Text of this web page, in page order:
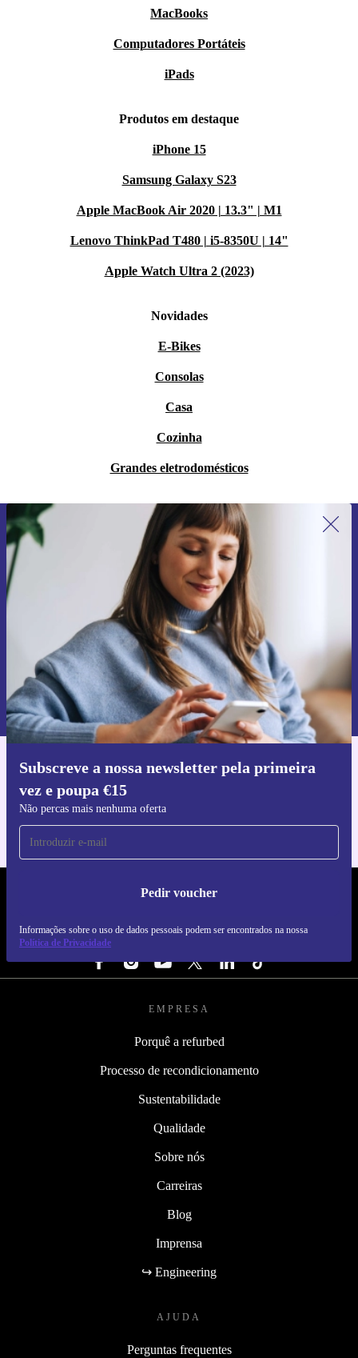
MacBooks
Computadores Portáteis
iPads
Produtos em destaque
iPhone 15
Samsung Galaxy S23
Apple MacBook Air 2020 | 13.3" | M1
Lenovo ThinkPad T480 | i5-8350U | 14"
Apple Watch Ultra 2 (2023)
Novidades
E-Bikes
Consolas
Casa
Cozinha
Grandes eletrodomésticos
Subscreve a nossa newsletter pela primeira
vez e poupa €15
Não percas mais nenhuma oferta
Pedir voucher
Informações sobre o uso de dados pessoais podem ser encontrados na nossa
Política de Privacidade
Subscreve a nossa newsletter pela
primeira vez e poupa 15€!
Não percas mais nenhuma oferta.
Pedir voucher
Informações sobre o uso de dados pessoais podem ser encontrados na
nossa
Política de Privacidade.
Faz o download da app refurbed
Para iOS e Android
REFURBED PORTUGAL - RETHINK NEW.
SEGUE-NOS
EMPRESA
Porquê a refurbed
Processo de recondicionamento
Sustentabilidade
Qualidade
Sobre nós
Carreiras
Blog
Imprensa
↪ Engineering
AJUDA
Perguntas frequentes